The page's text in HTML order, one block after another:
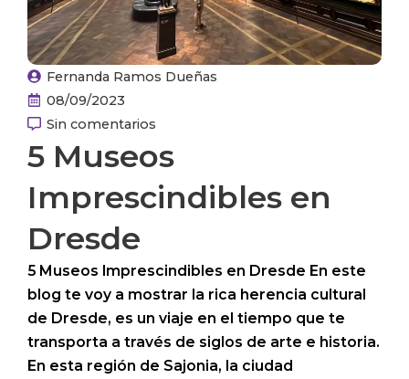
Fernanda Ramos Dueñas
08/09/2023
Sin comentarios
5 Museos
Imprescindibles en
Dresde
5 Museos Imprescindibles en Dresde En este
blog te voy a mostrar la rica herencia cultural
de Dresde, es un viaje en el tiempo que te
transporta a través de siglos de arte e historia.
En esta región de Sajonia, la ciudad